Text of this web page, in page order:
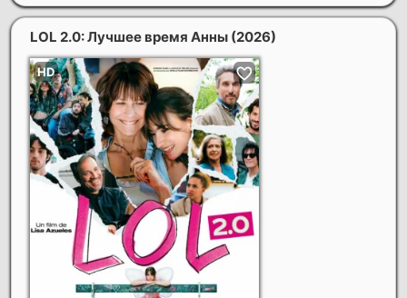
LOL 2.0: Лучшее время Анны (2026)